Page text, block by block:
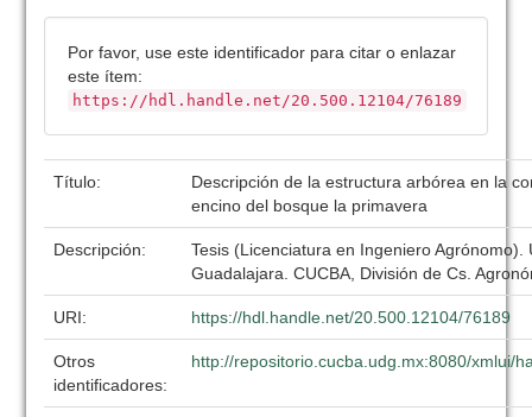
Por favor, use este identificador para citar o enlazar
este ítem:
https://hdl.handle.net/20.500.12104/76189
Título:
Descripción de la estructura arbórea en la
encino del bosque la primavera
Descripción:
Tesis (Licenciatura en Ingeniero Agrónomo).
Guadalajara. CUCBA, División de Cs.
URI: https://hdl.handle.net/20.500.12104/76189
Otros
identificadores:
http://repositorio.cucba.udg.mx:8080/xmlui/